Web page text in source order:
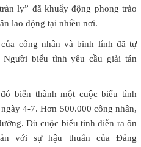
ly” đã khuấy động phong trào
lao động tại nhiều nơi.
công nhân và binh lính đã tự
biểu tình yêu cầu giải tán
biến thành một cuộc biểu tình
4-7. Hơn 500.000 công nhân,
Dù cuộc biểu tình diễn ra ôn
với sự hậu thuẫn của Đảng